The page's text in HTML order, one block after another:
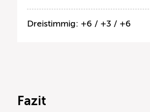
Dreistimmig: +6 / +3 / +6
Fazit